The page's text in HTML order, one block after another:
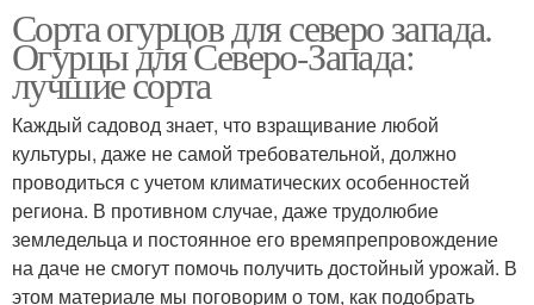
Сорта огурцов для северо запада.
Огурцы для Северо-Запада:
лучшие сорта
Каждый садовод знает, что взращивание любой
культуры, даже не самой требовательной, должно
проводиться с учетом климатических особенностей
региона. В противном случае, даже трудолюбие
земледельца и постоянное его времяпрепровождение
на даче не смогут помочь получить достойный урожай. В
этом материале мы поговорим о том, как подобрать